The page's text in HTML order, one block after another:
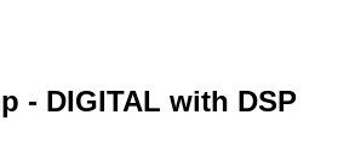
- DIGITAL with DSP